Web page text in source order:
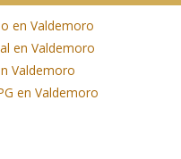
en Valdemoro
en Valdemoro
Valdemoro
en Valdemoro